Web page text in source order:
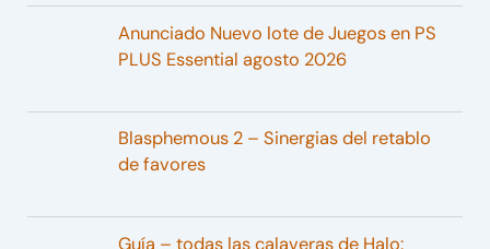
Anunciado Nuevo lote de Juegos en PS
PLUS Essential agosto 2026
Blasphemous 2 – Sinergias del retablo
de favores
Guía – todas las calaveras de Halo: